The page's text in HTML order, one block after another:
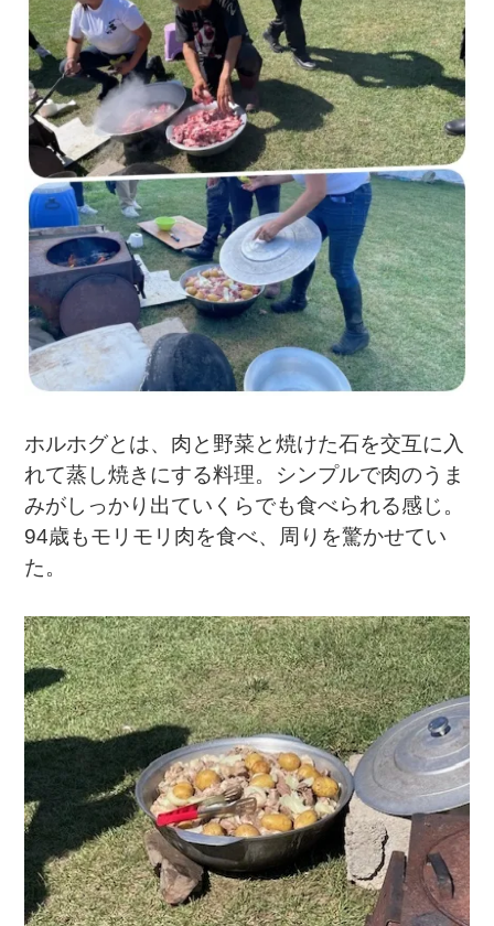
ホルホグとは、肉と野菜と焼けた石を交互に入
れて蒸し焼きにする料理。シンプルで肉のうま
みがしっかり出ていくらでも食べられる感じ。
94歳もモリモリ肉を食べ、周りを驚かせてい
た。